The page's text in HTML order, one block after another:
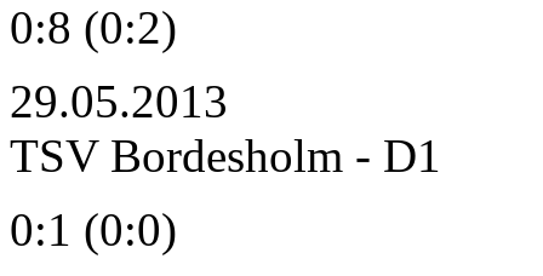
0:8 (0:2)
29.05.2013
TSV Bordesholm - D1
0:1 (0:0)